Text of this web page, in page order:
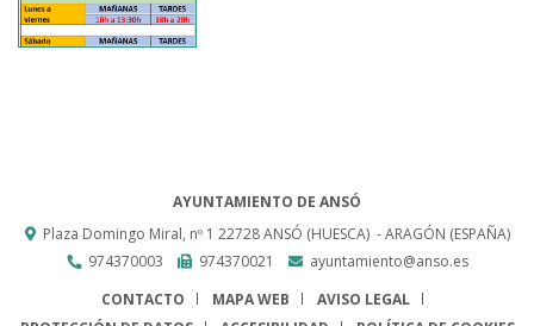
AYUNTAMIENTO DE ANSÓ
Plaza Domingo Miral, nº 1 22728 ANSÓ (HUESCA) - ARAGÓN (ESPAÑA)
974370003
974370021
ayuntamiento@anso.es
CONTACTO
MAPA WEB
AVISO LEGAL